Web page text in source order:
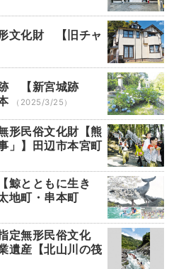
文化財 【旧チャ
【新宮城跡
（2025/3/25）
形民俗文化財【熊
」】田辺市本宮町
鯨とともに生き
地町・串本町
定無形民俗文化
遺産【北山川の筏